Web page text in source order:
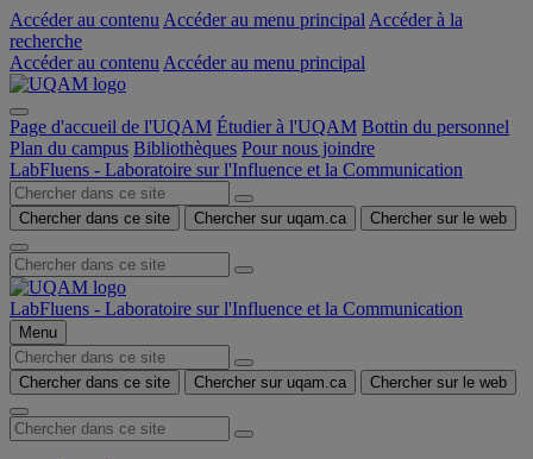
Accéder au contenu Accéder au menu principal Accéder à la
recherche
Accéder au contenu Accéder au menu principal
Page d'accueil de l'UQAM Étudier à l'UQAM Bottin du personnel
Plan du campus Bibliothèques Pour nous joindre
LabFluens - Laboratoire sur l'Influence et la Communication
Chercher dans ce site Chercher sur uqam.ca Chercher sur le web
LabFluens - Laboratoire sur l'Influence et la Communication
Menu
Chercher dans ce site Chercher sur uqam.ca Chercher sur le web